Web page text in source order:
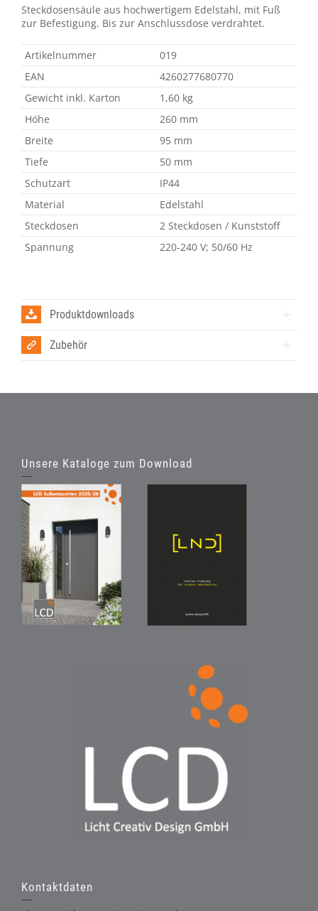
Steckdosensäule aus hochwertigem Edelstahl, mit Fuß
zur Befestigung. Bis zur Anschlussdose verdrahtet.
Artikelnummer
019
EAN
4260277680770
Gewicht inkl. Karton
1,60 kg
Höhe
260 mm
Breite
95 mm
Tiefe
50 mm
Schutzart
IP44
Material
Edelstahl
Steckdosen
2 Steckdosen / Kunststoff
Spannung
220-240 V; 50/60 Hz
Produktdownloads
Zubehör
Unsere Kataloge zum Download
Kontaktdaten